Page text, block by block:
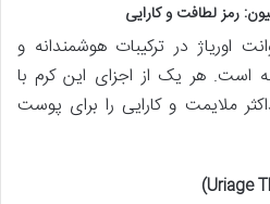
رمز لطافت و کارایی
اوریاژ در ترکیبات هوشمندانه و
است. هر یک از اجزای این کرم با
ملایمت و کارایی را برای پوست